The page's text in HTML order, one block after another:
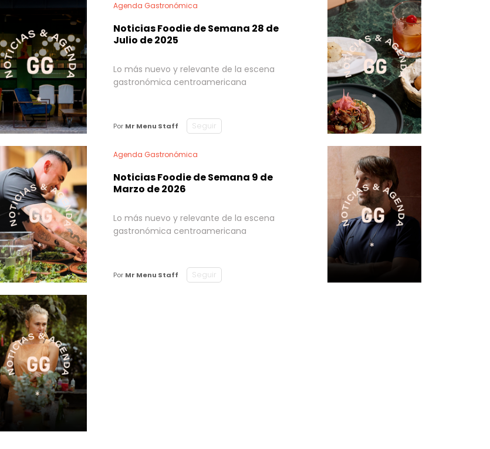
Agenda Gastronómica
Noticias Foodie de Semana 28 de
Julio de 2025
Lo más nuevo y relevante de la escena
gastronómica centroamericana
Por Mr Menu Staff Seguir
Agenda Gastronómica
Noticias Foodie de Semana 9 de
Marzo de 2026
Lo más nuevo y relevante de la escena
gastronómica centroamericana
Por Mr Menu Staff Seguir